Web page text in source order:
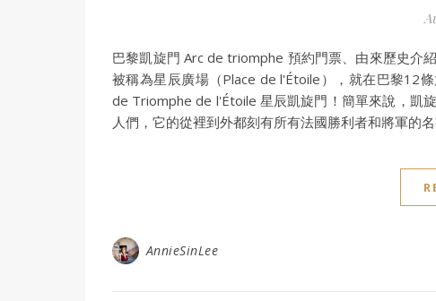
巴黎凱旋門 Arc de triomphe 預約門票、由來歷史介
被稱為星辰廣場（Place de l'Étoile），就在巴黎12
de Triomphe de l'Étoile 星辰凱旋門！簡單來說，凱
人們，它的從裡到外都刻有所有法國勝利者和將軍的
AnnieSinLee